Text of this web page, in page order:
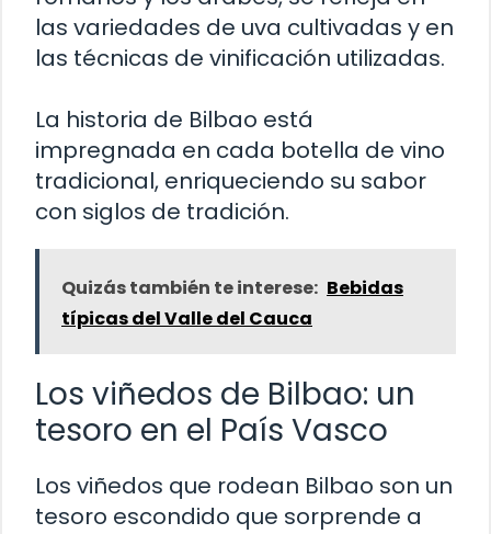
las variedades de uva cultivadas y en
las técnicas de vinificación utilizadas.
La historia de Bilbao está
impregnada en cada botella de vino
tradicional, enriqueciendo su sabor
con siglos de tradición.
Quizás también te interese: Bebidas
típicas del Valle del Cauca
Los viñedos de Bilbao: un
tesoro en el País Vasco
Los viñedos que rodean Bilbao son un
tesoro escondido que sorprende a